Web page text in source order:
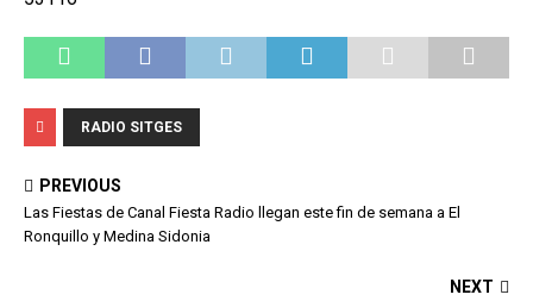
RADIO SITGES
PREVIOUS
Las Fiestas de Canal Fiesta Radio llegan este fin de semana a El
Ronquillo y Medina Sidonia
NEXT